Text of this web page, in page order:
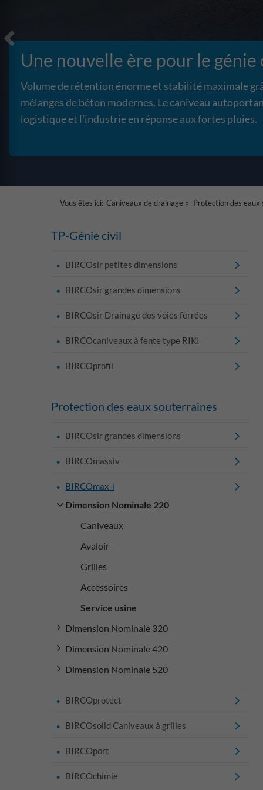
Une nouvelle ère pour le génie
Volume de rétention énorme et stabilité maximale
mélanges de béton modernes. Le caniveau
logistique et l'industrie en réponse aux fortes pluies.
Vous êtes ici: Caniveaux de drainage Protection des eaux
TP-Génie civil
BIRCOsir petites dimensions
BIRCOsir grandes dimensions
BIRCOsir Drainage des voies ferrées
BIRCOcaniveaux à fente type RIKI
BIRCOprofil
Protection des eaux souterraines
BIRCOsir grandes dimensions
BIRCOmassiv
BIRCOmax-i
Dimension Nominale 220
Caniveaux
Avaloir
Grilles
Accessoires
Service usine
Dimension Nominale 320
Dimension Nominale 420
Dimension Nominale 520
BIRCOprotect
BIRCOsolid Caniveaux à grilles
BIRCOport
BIRCOchimie